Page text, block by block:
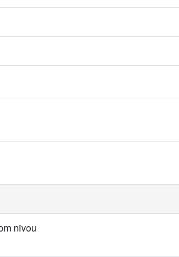
nivou